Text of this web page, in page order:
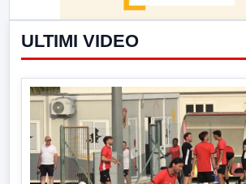
ULTIMI VIDEO